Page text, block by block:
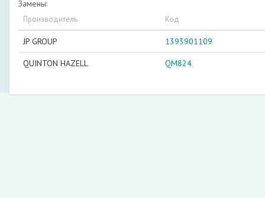
Замены:
Производитель Код
JP GROUP 1393901109
QUINTON HAZELL QM824